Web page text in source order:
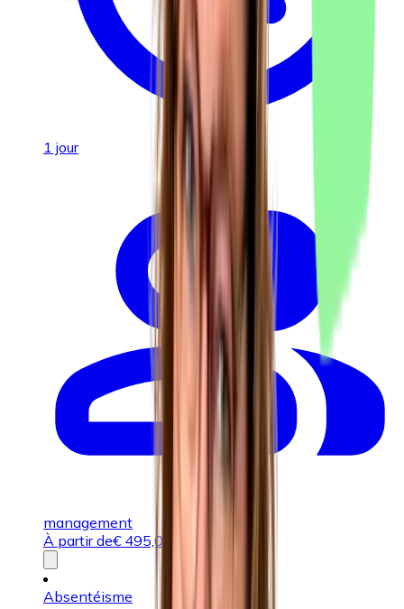
1 jour
management
À partir de€ 495,00 ou 2,551 UP
Absentéisme